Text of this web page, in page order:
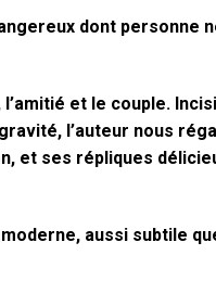
dont personne
l’amitié et le couple.
l’auteur nous
et ses répliques
aussi subtile